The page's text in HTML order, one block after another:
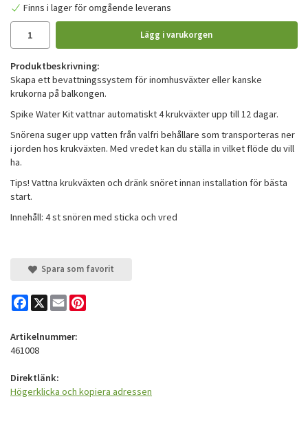
Finns i lager för omgående leverans
Lägg i varukorgen
Produktbeskrivning:
Skapa ett bevattningssystem för inomhusväxter eller kanske
krukorna på balkongen.
Spike Water Kit vattnar automatiskt 4 krukväxter upp till 12 dagar.
Snörena suger upp vatten från valfri behållare som transporteras ner
i jorden hos krukväxten. Med vredet kan du ställa in vilket flöde du vill
ha.
Tips! Vattna krukväxten och dränk snöret innan installation för bästa
start.
Innehåll: 4 st snören med sticka och vred
Spara som favorit
Facebook
X Email
Artikelnummer:
461008
Direktlänk:
Högerklicka och kopiera adressen